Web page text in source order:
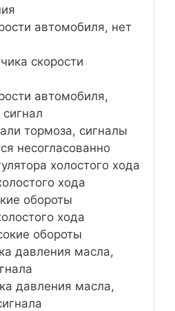
автомобиля, нет
скорости
автомобиля,
тормоза, сигналы
несогласованно
холостого хода
хода
обороты
хода
обороты
давления масла,
давления масла,